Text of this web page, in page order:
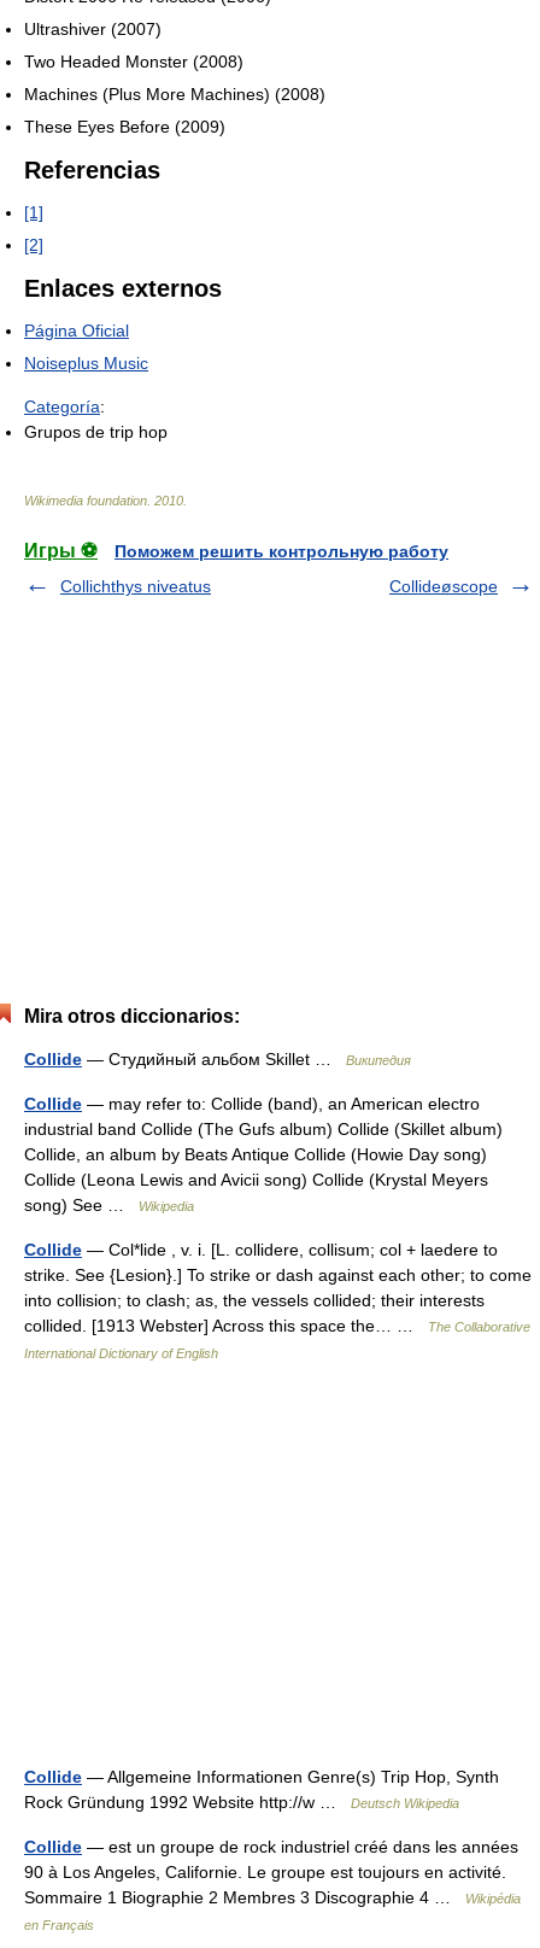
Ultrashiver (2007)
Two Headed Monster (2008)
Machines (Plus More Machines) (2008)
These Eyes Before (2009)
Referencias
[1]
[2]
Enlaces externos
Página Oficial
Noiseplus Music
Categoría:
Grupos de trip hop
Wikimedia foundation 2010
Игры ⚽
Поможем решить контрольную работу
Collichthys niveatus
Collideøscope
Mira otros diccionarios:
Collide — Студийный альбом Skillet … Википедия
Collide — may refer to: Collide (band), an American electro
industrial band Collide (The Gufs album) Collide (Skillet album)
Collide, an album by Beats Antique Collide (Howie Day song)
Collide (Leona Lewis and Avicii song) Collide (Krystal Meyers
song) See …
Wikipedia
Collide — Col*lide , v. i. [L. collidere, collisum; col + laedere to
strike. See {Lesion}.] To strike or dash against each other; to come
into collision; to clash; as, the vessels collided; their interests
collided. [1913 Webster] Across this space the… …
The Collaborative
International Dictionary of English
Collide — Allgemeine Informationen Genre(s) Trip Hop, Synth
Rock Gründung 1992 Website http://w …
Deutsch Wikipedia
Collide — est un groupe de rock industriel créé dans les années
90 à Los Angeles, Californie. Le groupe est toujours en activité.
Sommaire 1 Biographie 2 Membres 3 Discographie 4 …
Wikipédia
en Français